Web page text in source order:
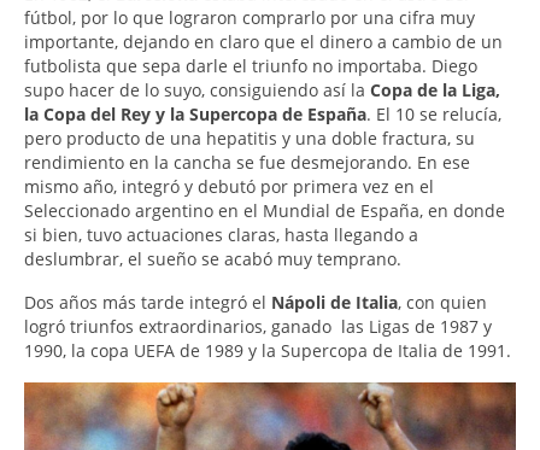
fútbol, por lo que lograron comprarlo por una cifra muy
importante, dejando en claro que el dinero a cambio de un
futbolista que sepa darle el triunfo no importaba. Diego
supo hacer de lo suyo, consiguiendo así la Copa de la Liga,
la Copa del Rey y la Supercopa de España. El 10 se relucía,
pero producto de una hepatitis y una doble fractura, su
rendimiento en la cancha se fue desmejorando. En ese
mismo año, integró y debutó por primera vez en el
Seleccionado argentino en el Mundial de España, en donde
si bien, tuvo actuaciones claras, hasta llegando a
deslumbrar, el sueño se acabó muy temprano.
Dos años más tarde integró el Nápoli de Italia, con quien
logró triunfos extraordinarios, ganado las Ligas de 1987 y
1990, la copa UEFA de 1989 y la Supercopa de Italia de 1991.